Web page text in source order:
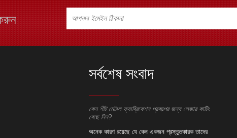
সর্বশেষ সংবাদ
কেন শীট মেটাল ফ্যাব্রিকেশন প্রকল্পের জন্য লেজার কাটিং
বেছে নিন?
অনেক কারণ রয়েছে যে কেন একজন প্রস্তুতকারক তাদের
কেন শীট
অনেক